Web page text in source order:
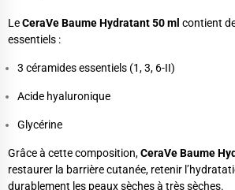
LeCeraVe Baume Hydratant 50 ml contient
essentiels :
3 céramides essentiels (1, 3, 6-II)
Acide hyaluronique
Glycérine
Grâce à cette composition,CeraVe Baume
restaurer la barrière cutanée, retenir
durablement les peaux sèches à très sèches.